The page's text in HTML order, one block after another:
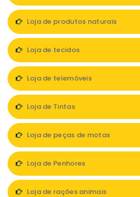
Loja de produtos naturais
Loja de tecidos
Loja de telemóveis
Loja de Tintas
Loja de peças de motas
Loja de Penhores
Loja de rações animais